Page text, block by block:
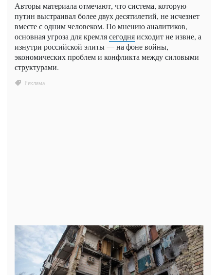
Авторы материала отмечают, что система, которую
путин выстраивал более двух десятилетий, не исчезнет
вместе с одним человеком. По мнению аналитиков,
основная угроза для кремлясегодняисходит не извне, а
изнутри российской элиты — на фоне войны,
экономических проблем и конфликта между силовыми
структурами.